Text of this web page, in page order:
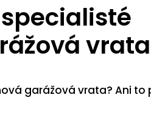
vrata
garážová vrata? Ani to